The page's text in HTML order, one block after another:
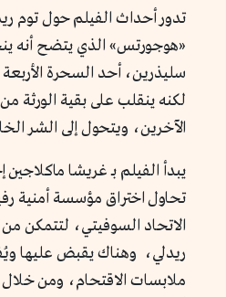
تدور أحداث الفيلم حول توم
«هوجورتس» الذي يتضح أنه
سليذرين، أحد السحرة
لكنه ينقلب على بقية الورثة من
الآخرين، ويتحول إلى الشر
يبدأ الفيلم بـ غريشا ماكلاجين
تحاول اختراق مؤسسة أمنية
الاتحاد السوفيتي، لتتمكن
ريدلي، وهناك يقبض عليها
ملابسات الاقتحام، ومن